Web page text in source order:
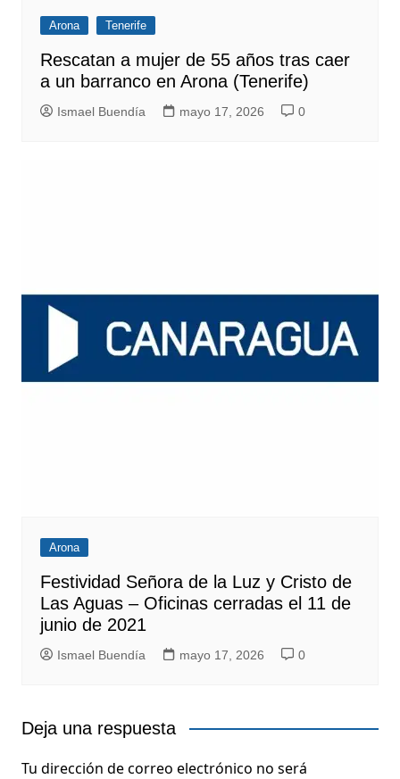
Arona Tenerife
Rescatan a mujer de 55 años tras caer
a un barranco en Arona (Tenerife)
Ismael Buendía mayo 17, 2026 0
Arona
Festividad Señora de la Luz y Cristo de
Las Aguas – Oficinas cerradas el 11 de
junio de 2021
Ismael Buendía mayo 17, 2026 0
Deja una respuesta
Tu dirección de correo electrónico no será